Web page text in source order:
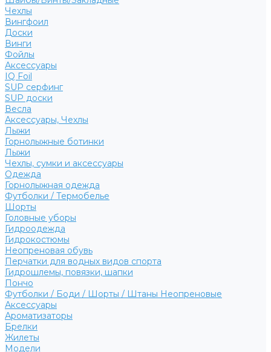
Чехлы
Вингфоил
Доски
Винги
Фойлы
Аксессуары
IQ Foil
SUP серфинг
SUP доски
Весла
Аксессуары, Чехлы
Лыжи
Горнолыжные ботинки
Лыжи
Чехлы, сумки и аксессуары
Одежда
Горнолыжная одежда
Футболки / Термобелье
Шорты
Головные уборы
Гидроодежда
Гидрокостюмы
Неопреновая обувь
Перчатки для водных видов спорта
Гидрошлемы, повязки, шапки
Пончо
Футболки / Боди / Шорты / Штаны Неопреновые
Аксессуары
Ароматизаторы
Брелки
Жилеты
Модели